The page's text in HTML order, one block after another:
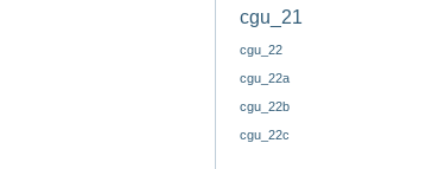
cgu_21
cgu_22
cgu_22a
cgu_22b
cgu_22c